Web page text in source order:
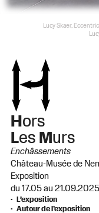
Lucy Skaer,
Hors
Les Murs
Enchâssements
Château-Musée de
Exposition
du 17.05 au 21.09.2025
L’exposition
Autour de l’exposition